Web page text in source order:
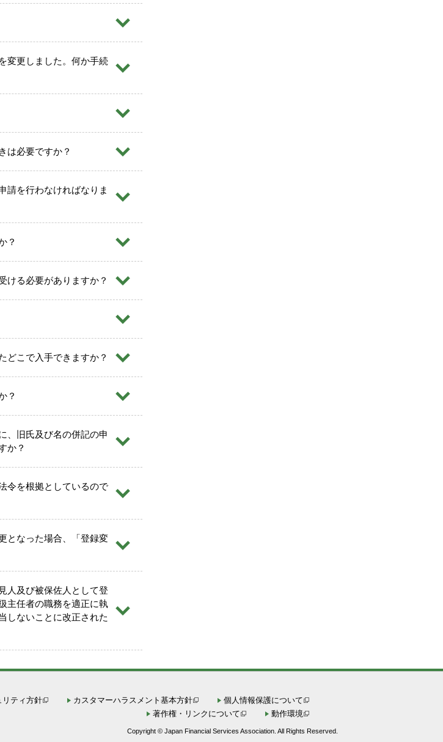
申立書」と「公共料金支払明細
てください。
の公共料金支払明細（発行日か
。
ださい。
で、後日申請者本人が直接郵便
。
で、書類郵送の費用もかかりま
ジの「貸金業務取扱主任者 試
居所を変更しましたので、これ
を提出します。」として、
金支払明細（発行日から３ヵ月
るものの写しとともに、上記
」等の案内は、変更後の居所宛
居所を解消しましたので、申告
記載の受付窓口宛に送付してく
る場合は（2）の「主任者登録
イページではできません。対応
変更しました。何か手続
は必要ですか？
請を行わなければなりま
？
ける必要がありますか？
どこで入手できますか？
？
、旧氏及び名の併記の申
か？
令を根拠としているので
となった場合、「登録変
人及び被保佐人として登
主任者の職務を適正に執
しないことに改正された
リティ方針 カスタマーハラスメント基本方針
個人情報保護について
著作権・リンクについて
動作環境
Copyright © Japan Financial Services Association. All Rights Reserved.